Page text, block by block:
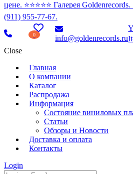
цене. ⭐️⭐️⭐️⭐️⭐️ Галерея
(911) 955-77-67.
0 info@goldenrecords.ru
Close
Главная
О компании
Каталог
Распродажа
Информация
Состояние виниловых
Статьи
Обзоры и Новости
Доставка и оплата
Контакты
Login